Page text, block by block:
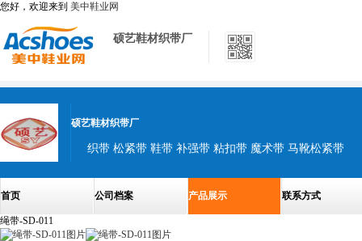
您好，欢迎来到 美中鞋业网
硕艺鞋材织带厂
硕艺鞋材织带厂
织带 松紧带 鞋带 补强带 粘扣带 魔术带 马靴松紧带
首页 公司档案 产品展示 联系方式
绳带-SD-011